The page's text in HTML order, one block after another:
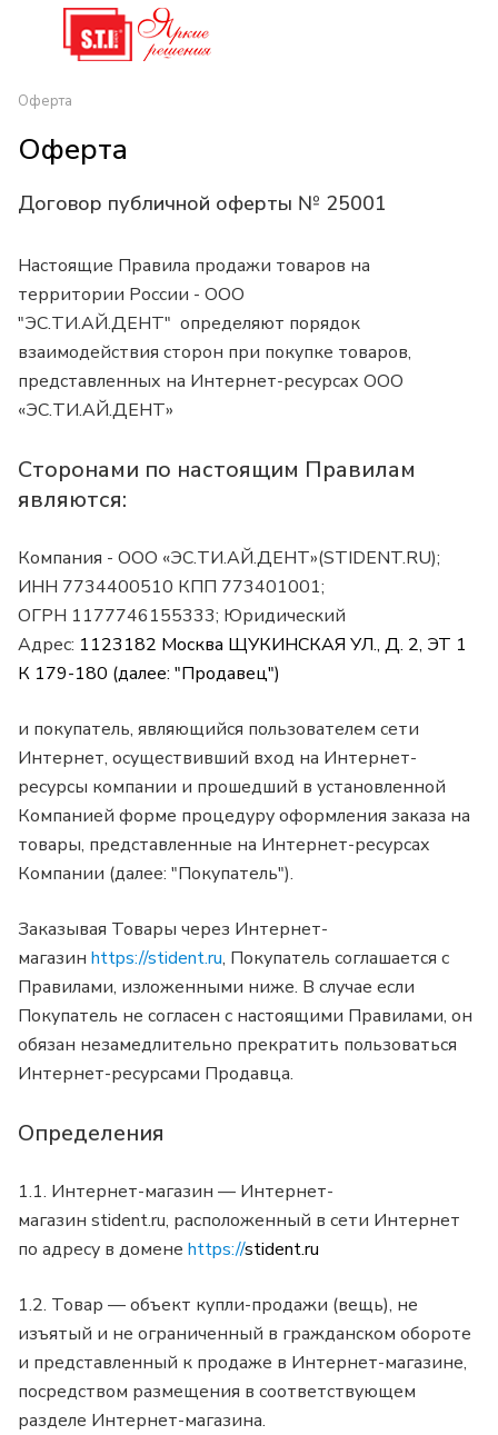
Оферта
Оферта
Договор публичной оферты № 25001
Настоящие Правила продажи товаров на
территории России - ООО
"ЭС.ТИ.АЙ.ДЕНТ" определяют порядок
взаимодействия сторон при покупке товаров,
представленных на Интернет-ресурсах ООО
«ЭС.ТИ.АЙ.ДЕНТ»
Сторонами по настоящим Правилам
являются:
Компания - ООО «ЭС.ТИ.АЙ.ДЕНТ»(STIDENT.RU);
ИНН 7734400510 КПП 773401001;
ОГРН 1177746155333; Юридический
Адрес: 1123182 Москва ЩУКИНСКАЯ УЛ., Д. 2, ЭТ 1
К 179-180 (далее: "Продавец")
и покупатель, являющийся пользователем сети
Интернет, осуществивший вход на Интернет-
ресурсы компании и прошедший в установленной
Компанией форме процедуру оформления заказа на
товары, представленные на Интернет-ресурсах
Компании (далее: "Покупатель").
Заказывая Товары через Интернет-
магазин https://stident.ru, Покупатель соглашается с
Правилами, изложенными ниже. В случае если
Покупатель не согласен с настоящими Правилами, он
обязан незамедлительно прекратить пользоваться
Интернет-ресурсами Продавца.
Определения
1.1. Интернет-магазин — Интернет-
магазин stident.ru, расположенный в сети Интернет
по адресу в домене https://stident.ru
1.2. Товар — объект купли-продажи (вещь), не
изъятый и не ограниченный в гражданском обороте
и представленный к продаже в Интернет-магазине,
посредством размещения в соответствующем
разделе Интернет-магазина.